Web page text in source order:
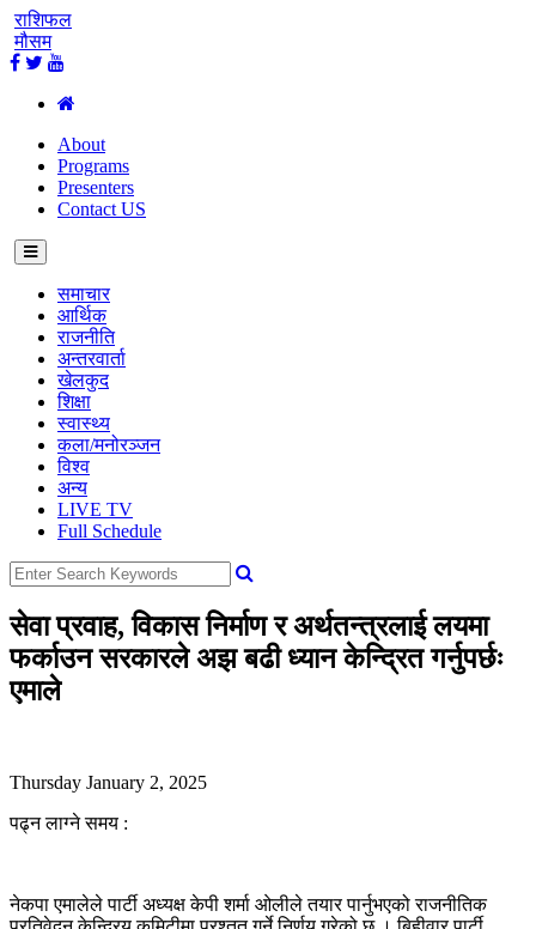
राशिफल
मौसम
About
Programs
Presenters
Contact US
समाचार
आर्थिक
राजनीति
अन्तरवार्ता
खेलकुद
शिक्षा
स्वास्थ्य
कला/मनोरञ्जन
विश्व
अन्य
LIVE TV
Full Schedule
सेवा प्रवाह, विकास निर्माण र अर्थतन्त्रलाई लयमा
फर्काउन सरकारले अझ बढी ध्यान केन्द्रित गर्नुपर्छः
एमाले
Thursday January 2, 2025
पढ्न लाग्ने समय :
नेकपा एमालेले पार्टी अध्यक्ष केपी शर्मा ओलीले तयार पार्नुभएको राजनीतिक